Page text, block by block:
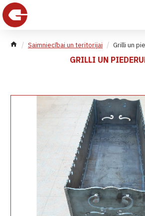
Saimniecībai un teritorijai Grilli un
GRILLI UN